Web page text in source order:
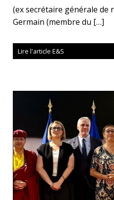
(ex secrétaire générale de
Germain (membre du […]
Lire l'article E&S